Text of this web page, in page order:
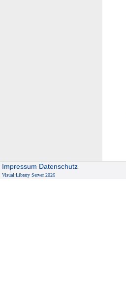
Impressum Datenschutz
Visual Library Server 2026